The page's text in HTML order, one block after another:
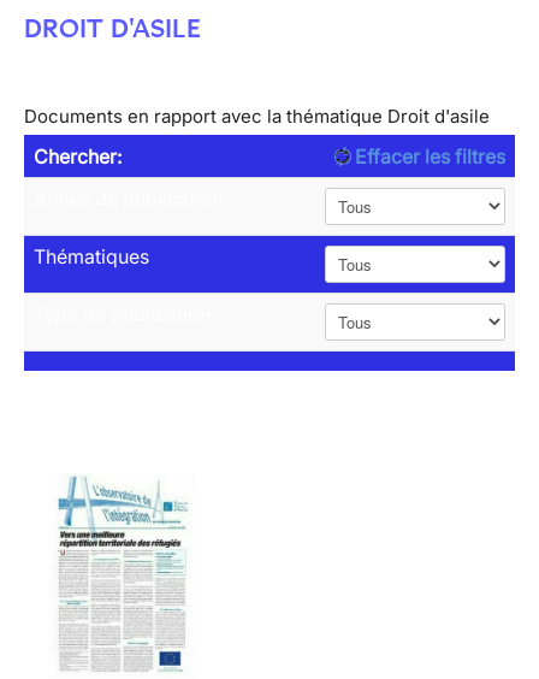
DROIT D'ASILE
Documents en rapport avec la thématique Droit d'asile
Chercher:
Effacer les filtres
Thématiques